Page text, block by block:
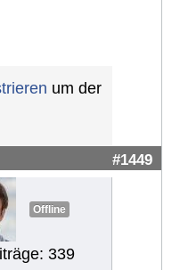
um der
#1449
Offline
339